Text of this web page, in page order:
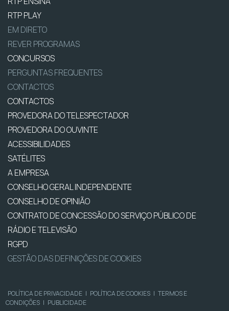
RTP PLAY
EM DIRETO
REVER PROGRAMAS
CONCURSOS
PERGUNTAS FREQUENTES
CONTACTOS
CONTACTOS
PROVEDORA DO TELESPECTADOR
PROVEDORA DO OUVINTE
ACESSIBILIDADES
SATÉLITES
A EMPRESA
CONSELHO GERAL INDEPENDENTE
CONSELHO DE OPINIÃO
CONTRATO DE CONCESSÃO DO SERVIÇO PÚBLICO DE
RÁDIO E TELEVISÃO
RGPD
GESTÃO DAS DEFINIÇÕES DE COOKIES
POLÍTICA DE PRIVACIDADE | POLÍTICA DE COOKIES | TERMOS E
CONDIÇÕES | PUBLICIDADE